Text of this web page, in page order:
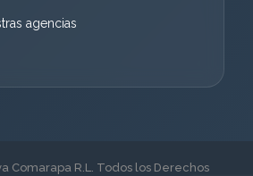
agencias
Comarapa R.L. Todos los Derechos